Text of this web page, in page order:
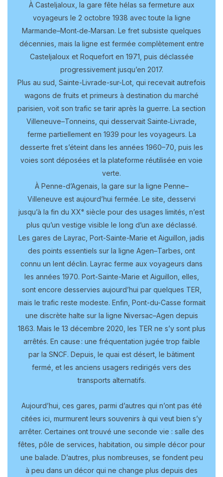
À Casteljaloux, la gare fête hélas sa fermeture aux
voyageurs le 2 octobre 1938 avec toute la ligne
Marmande–Mont‑de‑Marsan. Le fret subsiste quelques
décennies, mais la ligne est fermée complètement entre
Casteljaloux et Roquefort en 1971, puis déclassée
progressivement jusqu’en 2017.
Plus au sud, Sainte-Livrade-sur-Lot, qui recevait autrefois
wagons de fruits et primeurs à destination du marché
parisien, voit son trafic se tarir après la guerre. La section
Villeneuve–Tonneins, qui desservait Sainte‑Livrade,
ferme partiellement en 1939 pour les voyageurs. La
desserte fret s’éteint dans les années 1960–70, puis les
voies sont déposées et la plateforme réutilisée en voie
verte.
À Penne-d’Agenais, la gare sur la ligne Penne–
Villeneuve est aujourd’hui fermée. Le site, desservi
jusqu’à la fin du XXᵉ siècle pour des usages limités, n’est
plus qu’un vestige visible le long d’un axe déclassé.
Les gares de Layrac, Port-Sainte-Marie et Aiguillon, jadis
des points essentiels sur la ligne Agen–Tarbes, ont
connu un lent déclin. Layrac ferme aux voyageurs dans
les années 1970. Port-Sainte-Marie et Aiguillon, elles,
sont encore desservies aujourd’hui par quelques TER,
mais le trafic reste modeste. Enfin, Pont-du-Casse formait
une discrète halte sur la ligne Niversac–Agen depuis
1863. Mais le 13 décembre 2020, les TER ne s’y sont plus
arrêtés. En cause : une fréquentation jugée trop faible
par la SNCF. Depuis, le quai est désert, le bâtiment
fermé, et les anciens usagers redirigés vers des
transports alternatifs.
Aujourd’hui, ces gares, parmi d’autres qui n’ont pas été
citées ici, murmurent leurs souvenirs à qui veut bien s’y
arrêter. Certaines ont trouvé une seconde vie : salle des
fêtes, pôle de services, habitation, ou simple décor pour
une balade. D’autres, plus nombreuses, se fondent peu
à peu dans un décor qui ne change plus depuis des